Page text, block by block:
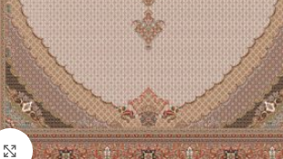
Click to enlarge